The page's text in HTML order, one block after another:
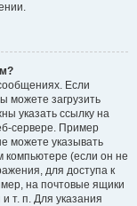
Если
можете загрузить
указать ссылку на
сервере. Пример
можете указывать
(если он не
для доступа к
на почтовые ящики
т. п. Для указания